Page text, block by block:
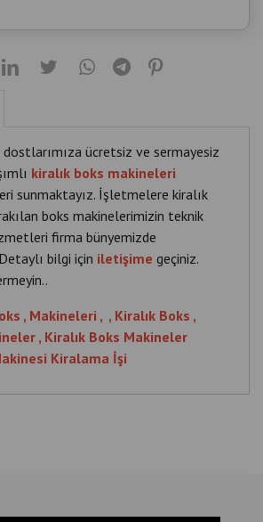
ücretsiz ve sermayesiz
kiralık boks makineleri
sunmaktayız. İşletmelere kiralık
boks makinelerimizin teknik
firma bünyemizde
bilgi için iletişime geçiniz.
, Makineleri , , Kiralık Boks ,
, Kiralık Boks Makineler
Kiralama İşi